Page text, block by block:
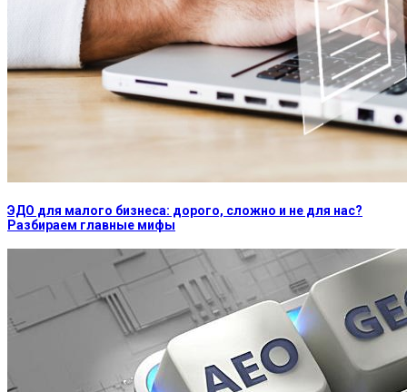
ЭДО для малого бизнеса: дорого, сложно и не для нас?
Разбираем главные мифы